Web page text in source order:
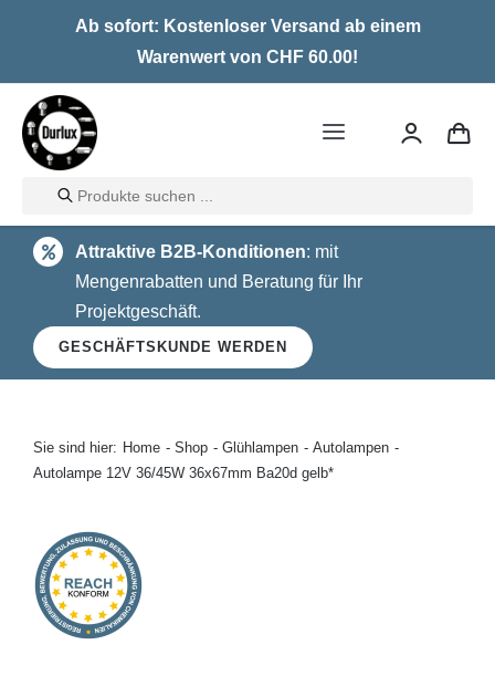
Ab sofort: Kostenloser Versand ab einem
Warenwert von CHF 60.00!
Toggle
Home
LED
Halogen
Glühlampen
Kontakt
Products
search
Attraktive B2B-Konditionen: mit
Mengenrabatten und Beratung für Ihr
Projektgeschäft.
GESCHÄFTSKUNDE WERDEN
Sie sind hier: Home Shop Glühlampen
Autolampen
Autolampe 12V 36/45W 36x67mm Ba20d gelb*